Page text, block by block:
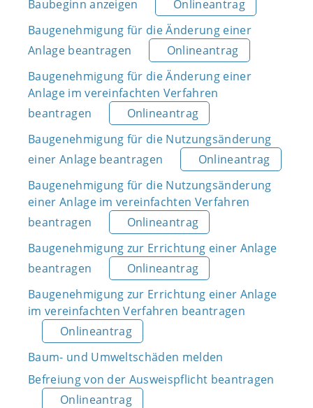
Baubeginn anzeigen
Onlineantrag
Baugenehmigung für die Änderung einer
Anlage beantragen
Onlineantrag
Baugenehmigung für die Änderung einer
Anlage im vereinfachten Verfahren
beantragen
Onlineantrag
Baugenehmigung für die Nutzungsänderung
einer Anlage beantragen
Onlineantrag
Baugenehmigung für die Nutzungsänderung
einer Anlage im vereinfachten Verfahren
beantragen
Onlineantrag
Baugenehmigung zur Errichtung einer Anlage
beantragen
Onlineantrag
Baugenehmigung zur Errichtung einer Anlage
im vereinfachten Verfahren beantragen
Onlineantrag
Baum- und Umweltschäden melden
Befreiung von der Ausweispflicht beantragen
Onlineantrag